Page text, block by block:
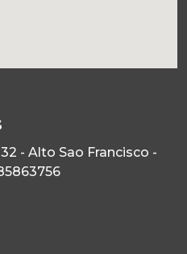
- Alto Sao Francisco -